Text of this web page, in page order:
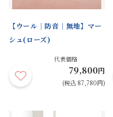
【ウール｜防音｜無地】マー
シュ(ローズ)
代表価格
79,800円
(税込 87,780円)